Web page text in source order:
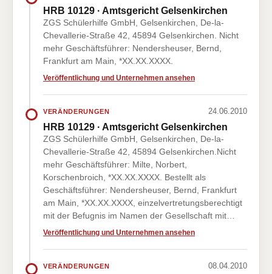
HRB 10129 · Amtsgericht Gelsenkirchen
ZGS Schülerhilfe GmbH, Gelsenkirchen, De-la-
Chevallerie-Straße 42, 45894 Gelsenkirchen. Nicht
mehr Geschäftsführer: Nendersheuser, Bernd,
Frankfurt am Main, *XX.XX.XXXX.
Veröffentlichung und Unternehmen ansehen
VERÄNDERUNGEN 24.06.2010
HRB 10129 · Amtsgericht Gelsenkirchen
ZGS Schülerhilfe GmbH, Gelsenkirchen, De-la-
Chevallerie-Straße 42, 45894 Gelsenkirchen.Nicht
mehr Geschäftsführer: Milte, Norbert,
Korschenbroich, *XX.XX.XXXX. Bestellt als
Geschäftsführer: Nendersheuser, Bernd, Frankfurt
am Main, *XX.XX.XXXX, einzelvertretungsberechtigt
mit der Befugnis im Namen der Gesellschaft mit…
Veröffentlichung und Unternehmen ansehen
VERÄNDERUNGEN 08.04.2010